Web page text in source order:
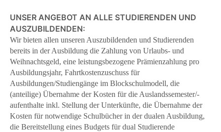
UNSER ANGEBOT AN ALLE STUDIERENDEN UND
AUSZUBILDENDEN:
Wir bieten allen unseren Auszubildenden und Studierenden
bereits in der Ausbildung die Zahlung von Urlaubs- und
Weihnachtsgeld, eine leistungsbezogene Prämienzahlung pro
Ausbildungsjahr, Fahrtkostenzuschuss für
Ausbildungen/Studiengänge im Blockschulmodell, die
(anteilige) Übernahme der Kosten für die Auslandssemester/-
aufenthalte inkl. Stellung der Unterkünfte, die Übernahme der
Kosten für notwendige Schulbücher in der dualen Ausbildung,
die Bereitstellung eines Budgets für dual Studierende